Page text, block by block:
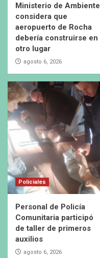
Ministerio de Ambiente
considera que
aeropuerto de Rocha
debería construirse en
otro lugar
agosto 6, 2026
Policiales
Personal de Policía
Comunitaria participó
de taller de primeros
auxilios
agosto 6, 2026